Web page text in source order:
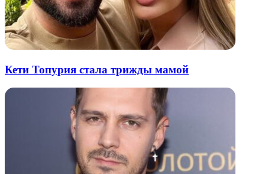
Кети Топурия стала трижды мамой